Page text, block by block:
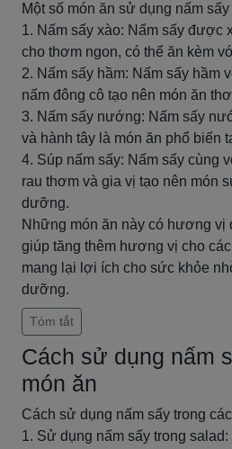
Một số món ăn sử dụng nấm
1. Nấm sấy xào: Nấm sấy được
cho thơm ngon, có thể ăn kèm
2. Nấm sấy hầm: Nấm sấy hầm
nấm đông cô tạo nên món ăn
3. Nấm sấy nướng: Nấm sấy
và hành tây là món ăn phổ biến
4. Súp nấm sấy: Nấm sấy cùng
rau thơm và gia vị tạo nên món
dưỡng.
Những món ăn này có hương vị
giúp tăng thêm hương vị cho
mang lại lợi ích cho sức khỏe
dưỡng.
Tóm tắt
Cách sử dụng nấm
món ăn
Cách sử dụng nấm sấy trong
1. Sử dụng nấm sấy trong